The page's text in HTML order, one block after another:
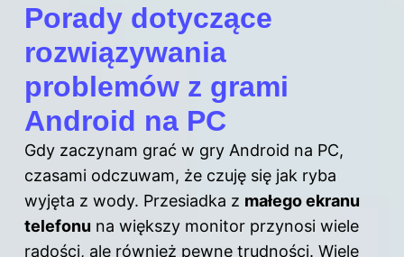
Porady dotyczące
rozwiązywania
problemów z grami
Android na PC
Gdy zaczynam grać w gry Android na PC,
czasami odczuwam, że czuję się jak ryba
wyjęta z wody. Przesiadka z małego ekranu
telefonu na większy monitor przynosi wiele
radości, ale również pewne trudności. Wiele